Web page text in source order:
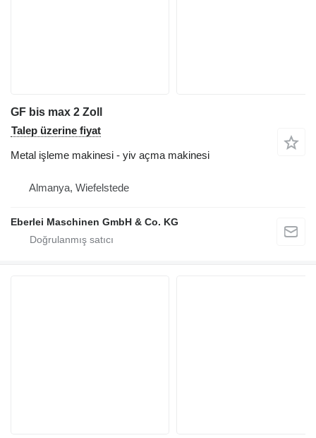
GF bis max 2 Zoll
Talep üzerine fiyat
Metal işleme makinesi - yiv açma makinesi
Almanya, Wiefelstede
Eberlei Maschinen GmbH & Co. KG